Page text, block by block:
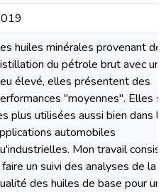
huiles minérales provenant de
du pétrole brut avec un
élevé, elles présentent des
"moyennes". Elles
plus utilisées aussi bien dans
automobiles
Mon travail
un suivi des analyses de la
des huiles de base pour un